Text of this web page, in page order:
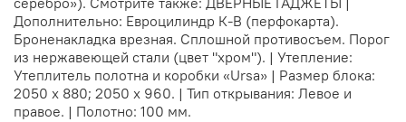
Дополнительно: Евроцилиндр К-В (перфокарта).
Броненакладка врезная. Сплошной противосъем. Порог
из нержавеющей стали (цвет "хром"). | Утепление:
Утеплитель полотна и коробки «Ursa» | Размер блока:
2050 х 880; 2050 х 960. | Тип открывания: Левое и
правое. | Полотно: 100 мм.